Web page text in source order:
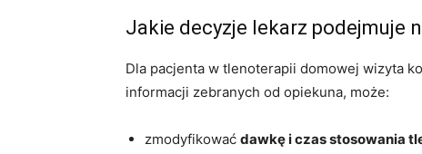
Jakie decyzje lekarz podejmuje
Dla pacjenta w tlenoterapii domowej wizyta
informacji zebranych od opiekuna, może:
zmodyfikować dawkę i czas stosowania